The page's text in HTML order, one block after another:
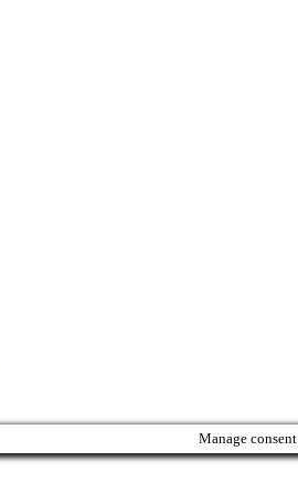
Manage consent